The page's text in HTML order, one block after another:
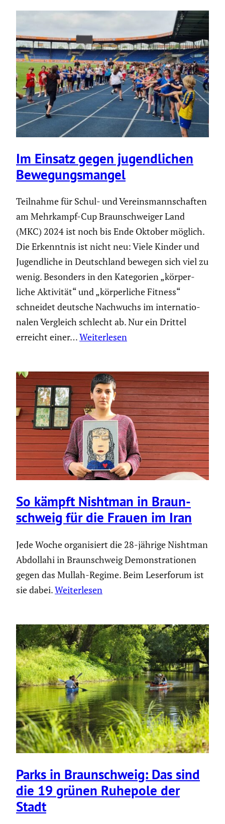
Im Einsatz gegen jugend­li­chen
Bewegungs­mangel
Teilnahme für Schul- und Vereins­mann­schaften
am Mehrkampf-Cup Braun­schweiger Land
(MKC) 2024 ist noch bis Ende Oktober möglich.
Die Erkenntnis ist nicht neu: Viele Kinder und
Jugend­liche in Deutsch­land bewegen sich viel zu
wenig. Besonders in den Katego­rien „körper­
liche Aktivität“ und „körper­liche Fitness“
schneidet deutsche Nachwuchs im inter­na­tio­
nalen Vergleich schlecht ab. Nur ein Drittel
erreicht einer…Weiterlesen
So kämpft Nishtman in Braun­
schweig für die Frauen im Iran
Jede Woche organisiert die 28-jährige Nishtman
Abdollahi in Braunschweig Demonstrationen
gegen das Mullah-Regime. Beim Leserforum ist
sie dabei.Weiterlesen
Parks in Braun­schweig: Das sind
die 19 grünen Ruhepole der
Stadt